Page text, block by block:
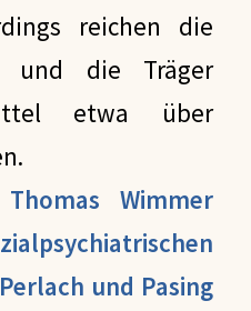
reichen die
und die Träger
etwa über
Wimmer
und Pasing